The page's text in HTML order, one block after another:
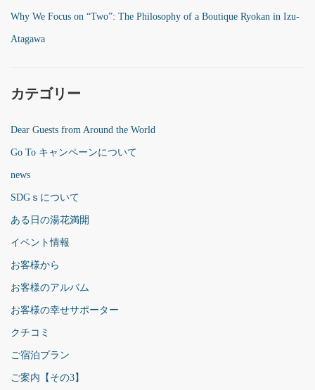
Why We Focus on “Two”: The Philosophy of a Boutique Ryokan in Izu-
Atagawa
カテゴリー
Dear Guests from Around the World
Go To キャンペーンについて
news
SDGｓについて
ある日の湯花満開
イベント情報
お客様から
お客様のアルバム
お客様の幸せサポーター
クチコミ
ご宿泊プラン
ご案内【その3】